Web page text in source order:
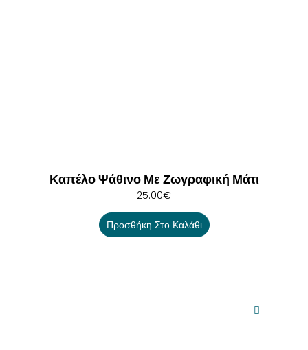
Καπέλο Ψάθινο Με Ζωγραφική Μάτι
25.00€
Προσθήκη Στο Καλάθι